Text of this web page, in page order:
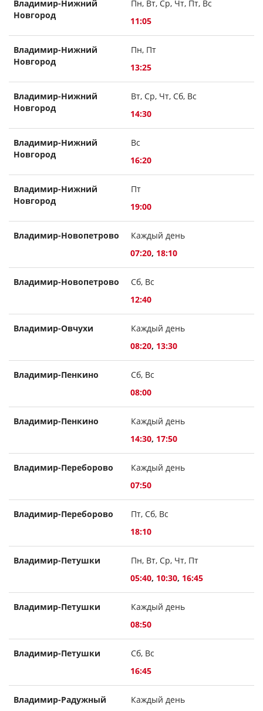
Владимир-Нижний
Новгород
Пн, Вт, Ср, Чт, Пт, Вс
11:05
Владимир-Нижний
Новгород
Пн, Пт
13:25
Владимир-Нижний
Новгород
Вт, Ср, Чт, Сб, Вс
14:30
Владимир-Нижний
Новгород
Вс
16:20
Владимир-Нижний
Новгород
Пт
19:00
Владимир-Новопетрово
Каждый день
07:20, 18:10
Владимир-Новопетрово
Сб, Вс
12:40
Владимир-Овчухи
Каждый день
08:20, 13:30
Владимир-Пенкино
Сб, Вс
08:00
Владимир-Пенкино
Каждый день
14:30, 17:50
Владимир-Переборово
Каждый день
07:50
Владимир-Переборово
Пт, Сб, Вс
18:10
Владимир-Петушки
Пн, Вт, Ср, Чт, Пт
05:40, 10:30, 16:45
Владимир-Петушки
Каждый день
08:50
Владимир-Петушки
Сб, Вс
16:45
Владимир-Радужный
Каждый день